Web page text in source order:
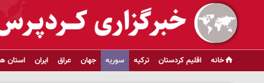
خانه اقلیم کردستان ترکیه سوریه جهان عراق ایران استان